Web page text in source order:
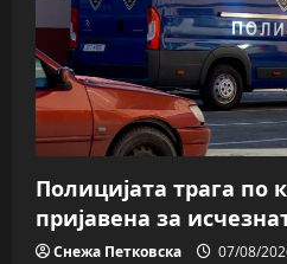
Полицијата трага пo
пријавена за
Снежа Петковска 07/08/